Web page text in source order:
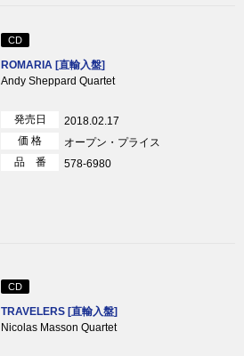
CD
ROMARIA [直輸入盤]
Andy Sheppard Quartet
発売日
2018.02.17
価 格
オープン・プライス
品 番
578-6980
CD
TRAVELERS [直輸入盤]
Nicolas Masson Quartet